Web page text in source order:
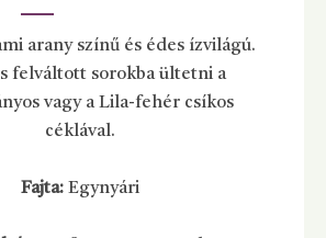
arany színű és édes ízvilágú.
felváltott sorokba ültetni a
vagy a Lila-fehér csíkos
céklával.
Fajta: Egynyári